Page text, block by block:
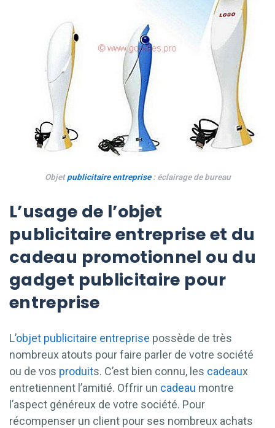
Objetpublicitaire entreprise: éclairage de bureau
L’usage de l’objet
publicitaire entreprise et du
cadeau promotionnel ou du
gadget publicitaire pour
entreprise
L’objet publicitaire entreprise possède de très
nombreux atouts pour faire parler de votre société
ou de vos produits. C’est bien connu, les cadeaux
entretiennent l’amitié. Offrir un cadeau montre
l’aspect généreux de votre société. Pour
récompenser un client pour ses nombreux achats